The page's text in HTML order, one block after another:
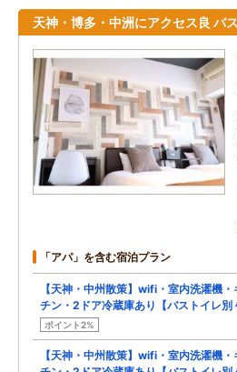
天神・博多・中洲にアクセス良 バ
「アパ」を含む宿泊プラン
【天神・中州散策】wifi・室内洗濯機・
チン・2ドア冷蔵庫あり【バストイレ別
ポイント2%
【天神・中州散策】wifi・室内洗濯機・